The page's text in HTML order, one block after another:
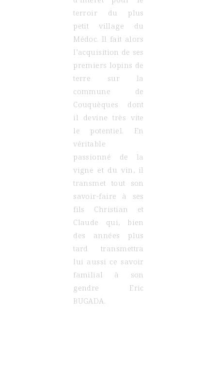
terroir du plus
petit village du
Médoc. Il fait alors
l’acquisition de ses
premiers lopins de
terre sur la
commune de
Couquèques dont
il devine très vite
le potentiel. En
véritable
passionné de la
vigne et du vin, il
transmet tout son
savoir-faire à ses
fils Christian et
Claude qui, bien
des années plus
tard transmettra
lui aussi ce savoir
familial à son
gendre Eric
BUGADA.